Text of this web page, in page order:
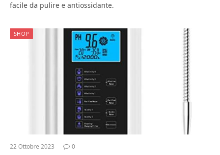
facile da pulire e antiossidante.
SHOP
22 Ottobre 2023 0